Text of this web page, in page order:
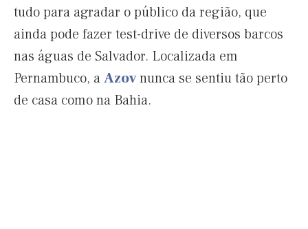
tudo para agradar o público da região, que
ainda pode fazer test-drive de diversos barcos
nas águas de Salvador. Localizada em
Pernambuco, aAzovnunca se sentiu tão perto
de casa como na Bahia.